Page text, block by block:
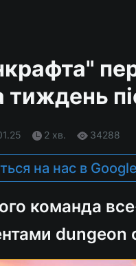
тиждень
2 хв. 34288
на нас в Google
команда
dungeon